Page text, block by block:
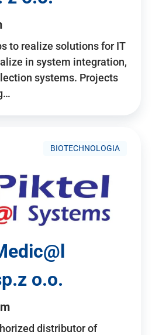
to realize solutions for IT
in system integration,
systems. Projects
BIOTECHNOLOGIA
o.o.
distributor of